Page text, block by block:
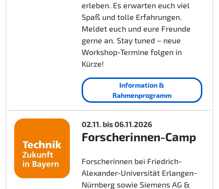
erleben. Es erwarten euch viel
Spaß und tolle Erfahrungen.
Meldet euch und eure Freunde
gerne an. Stay tuned – neue
Workshop-Termine folgen in
Kürze!
Information &
Rahmenprogramm
02.11. bis 06.11.2026
Forscherinnen-Camp
Forscherinnen bei Friedrich-
Alexander-Universität Erlangen-
Nürnberg sowie Siemens AG &